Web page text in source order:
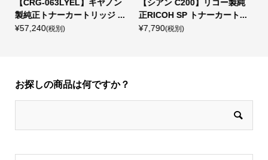
【シアン C200】リコー製純
正RICOH SP トナーカート...
¥7,790(税別)
【CRG-055HBLK】キヤノン
製純正トナーカートリッジ0...
¥21,230(税別)
お探しの商品は何ですか？